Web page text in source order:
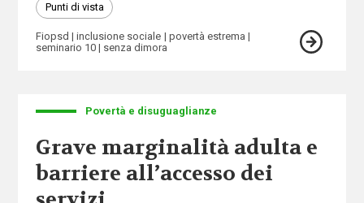
Punti di vista
Fiopsd inclusione sociale
povertà estrema
seminario 10
senza dimora
Povertà e disuguaglianze
Grave marginalità adulta e
barriere all’accesso dei